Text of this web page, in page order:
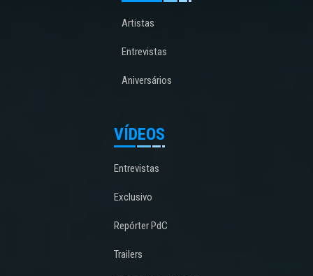
Artistas
Entrevistas
Aniversários
VÍDEOS
Entrevistas
Exclusivo
Repórter PdC
Trailers